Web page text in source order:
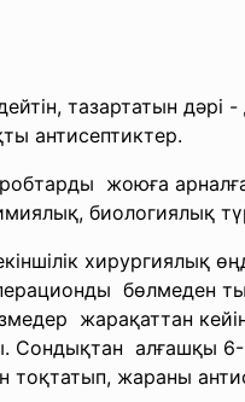
тазартатын
антисептиктер.
жоюға
биологиялық
хирургиялық
бөлмеден
жарақаттан
алғашқы 6-8
жараны